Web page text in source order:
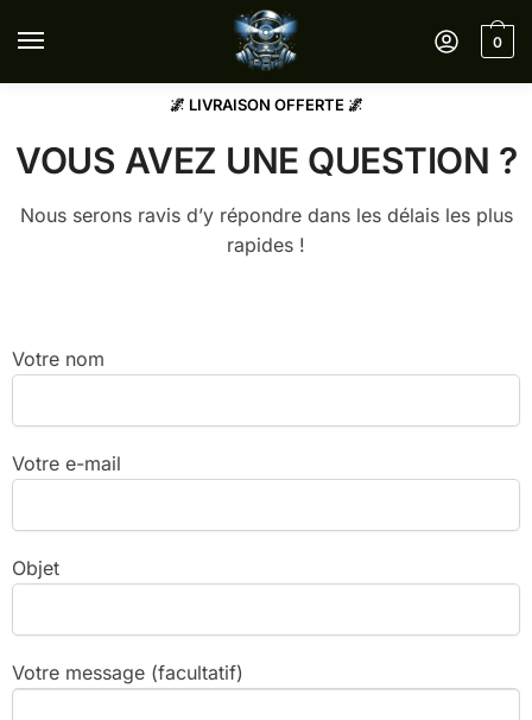
0
🌌 LIVRAISON OFFERTE 🌌
VOUS AVEZ UNE QUESTION ?
Nous serons ravis d’y répondre dans les délais les plus
rapides !
Votre nom
Votre e-mail
Objet
Votre message (facultatif)